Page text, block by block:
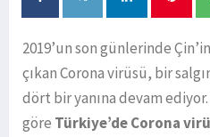
2019’un son günlerinde
çıkan Corona virüsü, bir
dört bir yanına devam
göre Türkiye’de Corona